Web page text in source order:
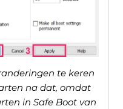
te keren
na dat, omdat
in Safe Boot van